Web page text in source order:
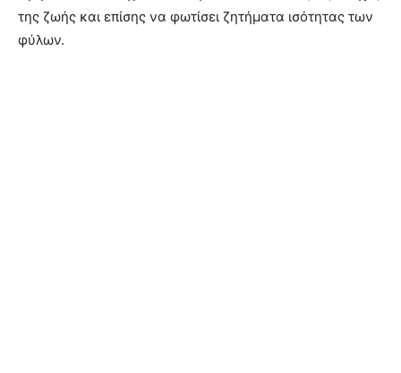
της ζωής και επίσης να φωτίσει ζητήματα ισότητας των
φύλων.